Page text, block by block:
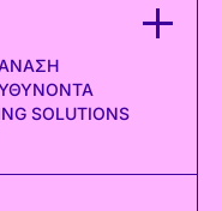
SOLUTIONS